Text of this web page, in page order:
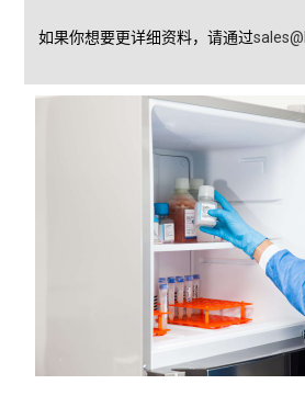
如果你想要更详细资料，请通过